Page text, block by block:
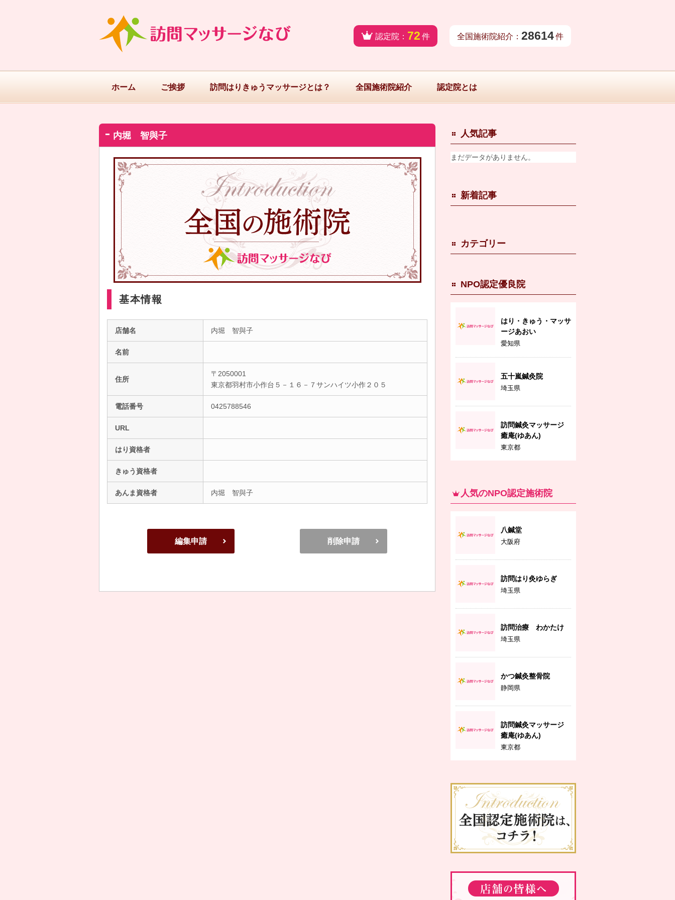
認定院： 72 件 全国施術院紹介： 28614件
ホーム ご挨拶 訪問はりきゅうマッサージとは？ 全国施術院紹介 認定院とは
内堀 智與子
基本情報
店舗名 内堀 智與子
名前
住所
〒2050001
東京都羽村市小作台５－１６－７サンハイツ小作２０５
電話番号 0425788546
URL
はり資格者
きゅう資格者
あんま資格者 内堀 智與子
編集申請 削除申請
人気記事
まだデータがありません。
新着記事
カテゴリー
NPO認定優良院
はり・きゅう・マッサ
ージあおい
愛知県
五十嵐鍼灸院
埼玉県
訪問鍼灸マッサージ
癒庵(ゆあん)
東京都
人気のNPO認定施術院
八鍼堂
大阪府
訪問はり灸ゆらぎ
埼玉県
訪問治療 わかたけ
埼玉県
かつ鍼灸整骨院
静岡県
訪問鍼灸マッサージ
癒庵(ゆあん)
東京都